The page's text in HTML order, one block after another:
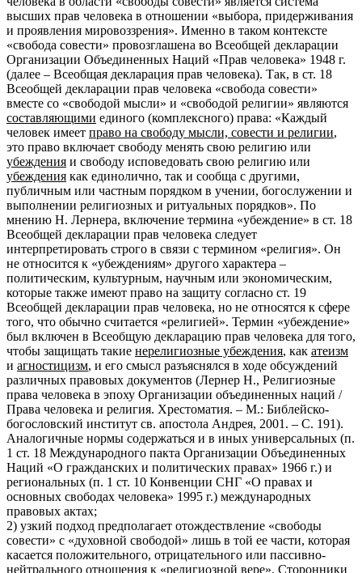
высших прав человека в отношении «выбора, придерживания
и проявления мировоззрения». Именно в таком контексте
«свобода совести» провозглашена во Всеобщей декларации
Организации Объединенных Наций «Прав человека» 1948 г.
(далее – Всеобщая декларация прав человека). Так, в ст. 18
Всеобщей декларации прав человека «свобода совести»
вместе со «свободой мысли» и «свободой религии» являются
составляющими единого (комплексного) права: «Каждый
человек имеет право на свободу мысли, совести и религии,
это право включает свободу менять свою религию или
убеждения и свободу исповедовать свою религию или
убеждения как единолично, так и сообща с другими,
публичным или частным порядком в учении, богослужении и
выполнении религиозных и ритуальных порядков». По
мнению Н. Лернера, включение термина «убеждение» в ст. 18
Всеобщей декларации прав человека следует
интерпретировать строго в связи с термином «религия». Он
не относится к «убеждениям» другого характера –
политическим, культурным, научным или экономическим,
которые также имеют право на защиту согласно ст. 19
Всеобщей декларации прав человека, но не относятся к сфере
того, что обычно считается «религией». Термин «убеждение»
был включен в Всеобщую декларацию прав человека для того,
чтобы защищать такие нерелигиозные убеждения, как атеизм
и агностицизм, и его смысл разъяснялся в ходе обсуждений
различных правовых документов (Лернер Н., Религиозные
права человека в эпоху Организации объединенных наций /
Права человека и религия. Хрестоматия. – М.: Библейско-
богословский институт св. апостола Андрея, 2001. – С. 191).
Аналогичные нормы содержаться и в иных универсальных (п.
1 ст. 18 Международного пакта Организации Объединенных
Наций «О гражданских и политических правах» 1966 г.) и
региональных (п. 1 ст. 10 Конвенции СНГ «О правах и
основных свободах человека» 1995 г.) международных
правовых актах;
2) узкий подход предполагает отождествление «свободы
совести» с «духовной свободой» лишь в той ее части, которая
касается положительного, отрицательного или пассивно-
нейтрального отношения к «религиозной вере». Сторонники